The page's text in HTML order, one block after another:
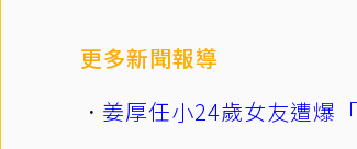
更多新聞報導
姜厚任小24歲女友遭爆